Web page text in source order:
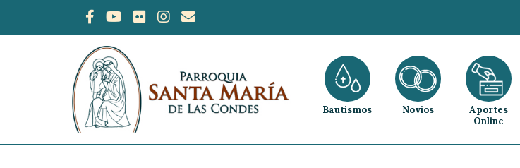
Bautismos Novios
Aportes
Online